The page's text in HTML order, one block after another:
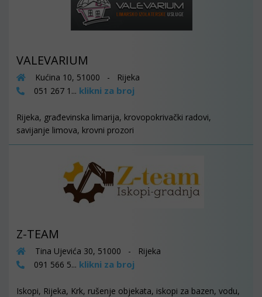
VALEVARIUM
Kućina 10, 51000 - Rijeka
051 267 1... klikni za broj
Rijeka, građevinska limarija, krovopokrivački radovi,
savijanje limova, krovni prozori
Z-TEAM
Tina Ujevića 30, 51000 - Rijeka
091 566 5... klikni za broj
Iskopi, Rijeka, Krk, rušenje objekata, iskopi za bazen, vodu,